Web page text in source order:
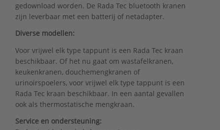
gedownload worden. De Rada Tec bluetooth kranen
zijn leverbaar met een batterij of netadapter.
Diverse modellen:
Voor vrijwel elk type tappunt is een Rada Tec kraan
beschikbaar. Of het nu gaat om wastafelkranen,
keukenkranen, douchemengkranen of
urinoirspoelers, voor vrijwel elk type tappunt is een
Rada Tec kraan beschikbaar. In een aantal gevallen
ook als thermostatische mengkraan.
Service en ondersteuning: